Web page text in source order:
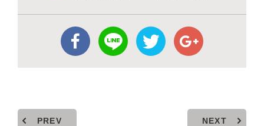
PREV NEXT